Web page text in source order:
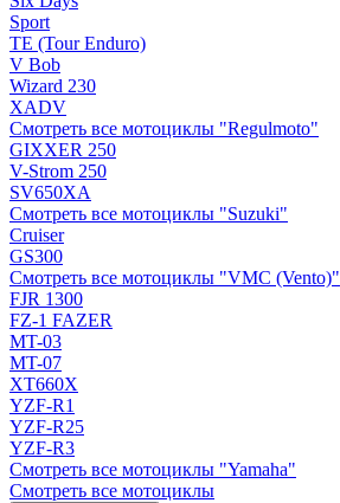
Sport
TE (Tour Enduro)
V Bob
Wizard 230
XADV
Смотреть все мотоциклы "Regulmoto"
GIXXER 250
V-Strom 250
SV650XA
Смотреть все мотоциклы "Suzuki"
Cruiser
GS300
Смотреть все мотоциклы "VMC (Vento)"
FJR 1300
FZ-1 FAZER
MT-03
MT-07
XT660X
YZF-R1
YZF-R25
YZF-R3
Смотреть все мотоциклы "Yamaha"
Смотреть все мотоциклы